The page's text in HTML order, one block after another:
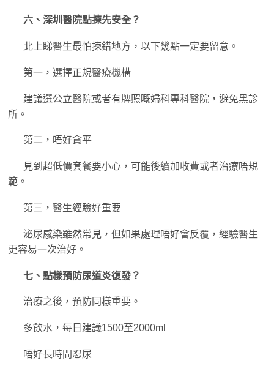
六、深圳醫院點揀先安全？
北上睇醫生最怕揀錯地方，以下幾點一定要留意。
第一，選擇正規醫療機構
建議選公立醫院或者有牌照嘅婦科專科醫院，避免黑診
所。
第二，唔好貪平
見到超低價套餐要小心，可能後續加收費或者治療唔規
範。
第三，醫生經驗好重要
泌尿感染雖然常見，但如果處理唔好會反覆，經驗醫生
更容易一次治好。
七、點樣預防尿道炎復發？
治療之後，預防同樣重要。
多飲水，每日建議1500至2000ml
唔好長時間忍尿